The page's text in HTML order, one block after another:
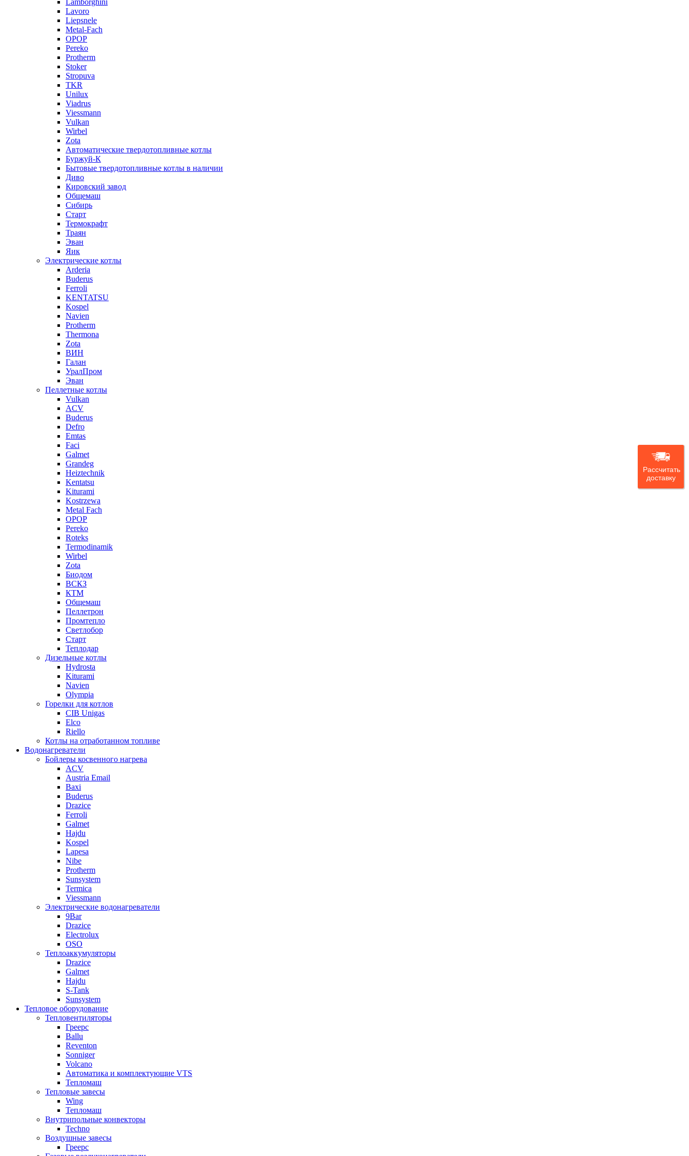
Lamborghini
Lavoro
Liepsnele
Metal-Fach
OPOP
Pereko
Protherm
Stoker
Stropuva
TKR
Unilux
Viadrus
Viessmann
Vulkan
Wirbel
Zota
Автоматические твердотопливные котлы
Буржуй-К
Бытовые твердотопливные котлы в наличии
Диво
Кировский завод
Общемаш
Сибирь
Старт
Термокрафт
Траян
Эван
Яик
Электрические котлы
Arderia
Buderus
Ferroli
KENTATSU
Kospel
Navien
Protherm
Thermona
Zota
ВИН
Галан
УралПром
Эван
Пеллетные котлы
Vulkan
ACV
Buderus
Defro
Emtas
Faci
Galmet
Grandeg
Heiztechnik
Kentatsu
Kiturami
Kostrzewa
Metal Fach
OPOP
Pereko
Roteks
Termodinamik
Wirbel
Zota
Биодом
ВСКЗ
КТМ
Общемаш
Пеллетрон
Промтепло
Светлобор
Старт
Теплодар
Дизельные котлы
Hydrosta
Kiturami
Navien
Olympia
Горелки для котлов
CIB Unigas
Elco
Riello
Котлы на отработанном топливе
Водонагреватели
Бойлеры косвенного нагрева
ACV
Austria Email
Baxi
Buderus
Drazice
Ferroli
Galmet
Hajdu
Kospel
Lapesa
Nibe
Protherm
Sunsystem
Termica
Viessmann
Электрические водонагреватели
9Bar
Drazice
Electrolux
OSO
Теплоаккумуляторы
Drazice
Galmet
Hajdu
S-Tank
Sunsystem
Тепловое оборудование
Тепловентиляторы
Греерс
Ballu
Reventon
Sonniger
Volcano
Автоматика и комплектующие VTS
Тепломаш
Тепловые завесы
Wing
Тепломаш
Внутрипольные конвекторы
Techno
Воздушные завесы
Греерс
Рассчитать
доставку